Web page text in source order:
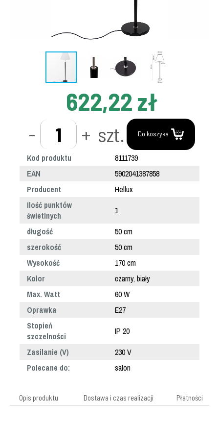
622,22 zł
- + szt. Do koszyka
Kod produktu
8111739
EAN
5902041387858
Producent
Hellux
Ilość punktów
świetlnych
1
długość
50 cm
szerokość
50 cm
Wysokość
170 cm
Kolor
czarny, biały
Max. Watt
60 W
Oprawka
E27
Stopień
szczelności
IP 20
Zasilanie (V)
230 V
Polecane do:
salon
Opis produktu Dostawa i czas realizacji Płatności